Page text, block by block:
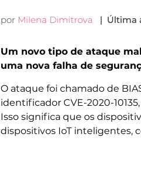
por Milena Dimitrova | Última
Um novo tipo de ataque
uma nova falha de
O ataque foi chamado de
identificador CVE-2020-
Isso significa que os
dispositivos IoT inteligentes,